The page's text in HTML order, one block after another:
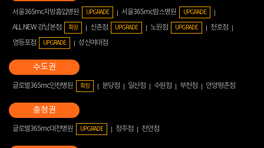
서울365mc지방흡입병원 UPGRADE 서울365mc람스병원 UPGRADE
ALL NEW 강남본점 확장 신촌점 UPGRADE 노원점 UPGRADE
천호점
영등포점
UPGRADE 성신여대점
글로벌365mc인천병원 확장 분당점 일산점 수원점 부천점 안양평촌점
글로벌365mc대전병원 UPGRADE 청주점 천안점